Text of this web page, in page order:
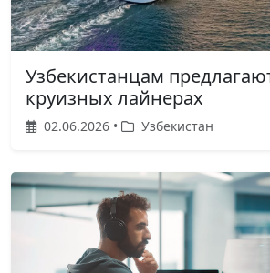
Узбекистанцам
круизных лайнерах
02.06.2026 • Узбекистан